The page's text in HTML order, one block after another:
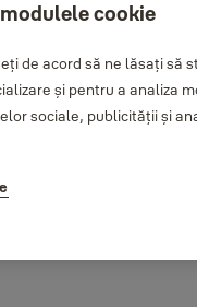
cookie
de acord să ne lăsați să
și pentru a analiza
sociale, publicității și